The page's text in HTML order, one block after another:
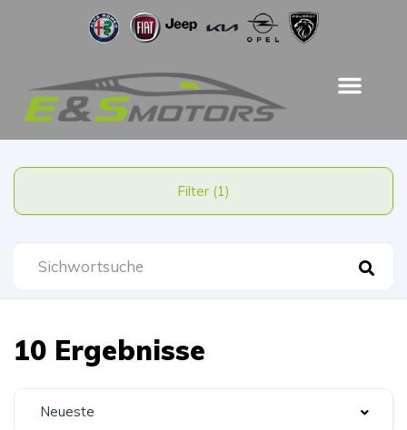
Filter (1)
10 Ergebnisse
Neueste